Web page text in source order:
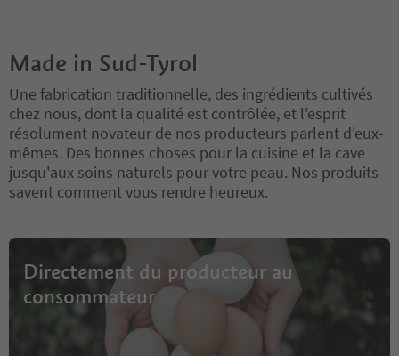
Made in Sud-Tyrol
Une fabrication traditionnelle, des ingrédients cultivés
chez nous, dont la qualité est contrôlée, et l'esprit
résolument novateur de nos producteurs parlent d'eux-
mêmes. Des bonnes choses pour la cuisine et la cave
jusqu'aux soins naturels pour votre peau. Nos produits
savent comment vous rendre heureux.
Directement du producteur au
consommateur